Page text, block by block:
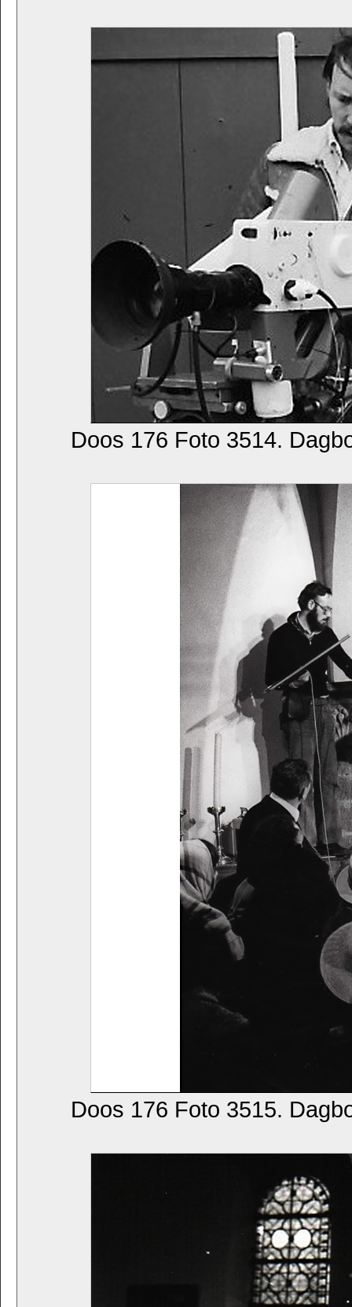
Doos 176 Foto 3514.
Doos 176 Foto 3515.